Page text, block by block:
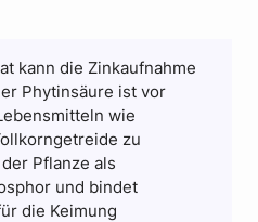
kann die Zinkaufnahme
Phytinsäure ist vor
wie
zu
Pflanze als
und bindet
die Keimung